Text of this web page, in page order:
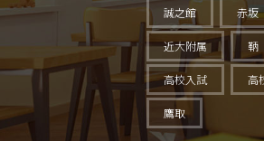
誠之館 赤坂
近大附属 鞆
高校入試 高
鷹取